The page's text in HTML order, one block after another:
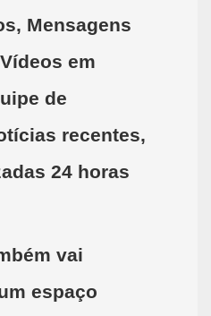
Mensagens
em
de
recentes,
24 horas
vai
espaço